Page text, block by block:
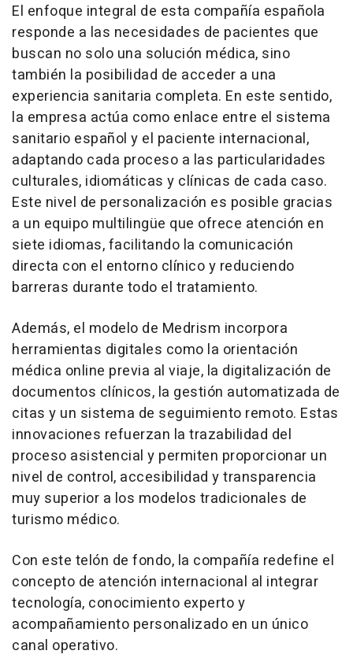
El enfoque integral de esta compañía española
responde a las necesidades de pacientes que
buscan no solo una solución médica, sino
también la posibilidad de acceder a una
experiencia sanitaria completa. En este sentido,
la empresa actúa como enlace entre el sistema
sanitario español y el paciente internacional,
adaptando cada proceso a las particularidades
culturales, idiomáticas y clínicas de cada caso.
Este nivel de personalización es posible gracias
a un equipo multilingüe que ofrece atención en
siete idiomas, facilitando la comunicación
directa con el entorno clínico y reduciendo
barreras durante todo el tratamiento.
Además, el modelo de Medrism incorpora
herramientas digitales como la orientación
médica online previa al viaje, la digitalización de
documentos clínicos, la gestión automatizada de
citas y un sistema de seguimiento remoto. Estas
innovaciones refuerzan la trazabilidad del
proceso asistencial y permiten proporcionar un
nivel de control, accesibilidad y transparencia
muy superior a los modelos tradicionales de
turismo médico.
Con este telón de fondo, la compañía redefine el
concepto de atención internacional al integrar
tecnología, conocimiento experto y
acompañamiento personalizado en un único
canal operativo.